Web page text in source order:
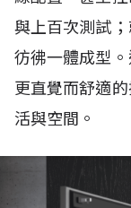
與上百次測試
彷彿一體成型
更直覺而舒適
活與空間。